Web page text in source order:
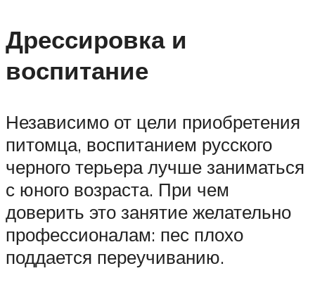
Дрессировка и
воспитание
Независимо от цели приобретения
питомца, воспитанием русского
черного терьера лучше заниматься
с юного возраста. При чем
доверить это занятие желательно
профессионалам: пес плохо
поддается переучиванию.